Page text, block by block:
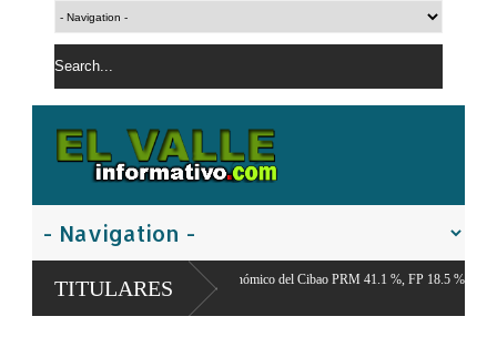
TITULARES
del Centro Económico del Cibao PRM 41.1 %, FP 18.5 %, PLD 12.9 %,